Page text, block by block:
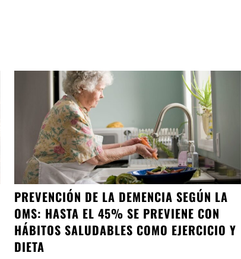
PREVENCIÓN DE LA DEMENCIA SEGÚN LA
OMS: HASTA EL 45% SE PREVIENE CON
HÁBITOS SALUDABLES COMO EJERCICIO Y
DIETA